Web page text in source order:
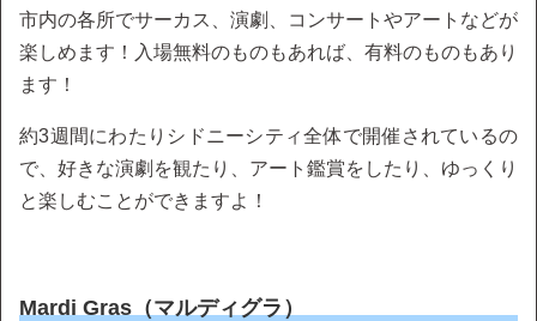
市内の各所でサーカス、演劇、コンサートやアートなどが
楽しめます！入場無料のものもあれば、有料のものもあり
ます！
約3週間にわたりシドニーシティ全体で開催されているの
で、好きな演劇を観たり、アート鑑賞をしたり、ゆっくり
と楽しむことができますよ！
Mardi Gras（マルディグラ）